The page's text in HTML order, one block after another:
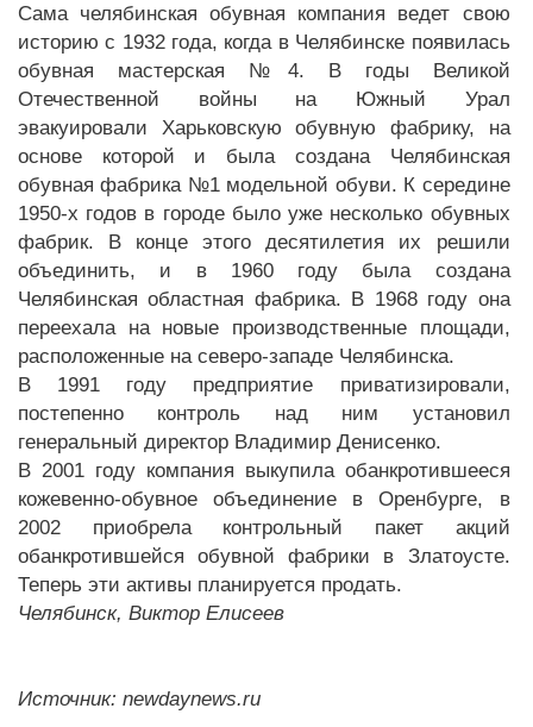
Сама челябинская обувная компания ведет свою
историю с 1932 года, когда в Челябинске появилась
обувная мастерская №4. В годы Великой
Отечественной войны на Южный Урал
эвакуировали Харьковскую обувную фабрику, на
основе которой и была создана Челябинская
обувная фабрика №1 модельной обуви. К середине
1950-х годов в городе было уже несколько обувных
фабрик. В конце этого десятилетия их решили
объединить, и в 1960 году была создана
Челябинская областная фабрика. В 1968 году она
переехала на новые производственные площади,
расположенные на северо-западе Челябинска.
В 1991 году предприятие приватизировали,
постепенно контроль над ним установил
генеральный директор Владимир Денисенко.
В 2001 году компания выкупила обанкротившееся
кожевенно-обувное объединение в Оренбурге, в
2002 приобрела контрольный пакет акций
обанкротившейся обувной фабрики в Златоусте.
Теперь эти активы планируется продать.
Челябинск, Виктор Елисеев
Источник: newdaynews.ru